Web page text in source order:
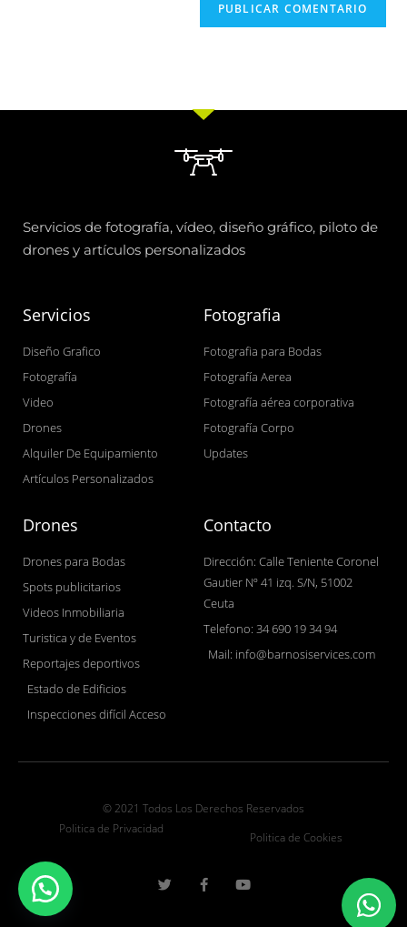
Servicios de fotografía, vídeo, diseño gráfico, piloto de
drones y artículos personalizados
Servicios
Diseño Grafico
Fotografía
Video
Drones
Alquiler De Equipamiento
Artículos Personalizados
Fotografia
Fotografia para Bodas
Fotografía Aerea
Fotografía aérea corporativa
Fotografía Corpo
Updates
Drones
Drones para Bodas
Spots publicitarios
Videos Inmobiliaria
Turistica y de Eventos
Reportajes deportivos
Estado de Edificios
Inspecciones difícil Acceso
Contacto
Dirección: Calle Teniente Coronel
Gautier Nº 41 izq. S/N, 51002
Ceuta
Telefono: 34 690 19 34 94
Mail: info@barnosiservices.com
© 2021 Todos Los Derechos Reservados
Politica de Privacidad
Politica de Cookies